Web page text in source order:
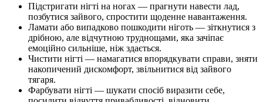
Підстригати нігті на ногах — прагнути навести лад,
позбутися зайвого, спростити щоденне навантаження.
Ламати або випадково пошкодити ніготь — зіткнутися з
дрібною, але відчутною труднощами, яка зачіпає
емоційно сильніше, ніж здається.
Чистити нігті — намагатися впорядкувати справи, зняти
накопичений дискомфорт, звільнитися від зайвого
тягаря.
Фарбувати нігті — шукати спосіб виразити себе,